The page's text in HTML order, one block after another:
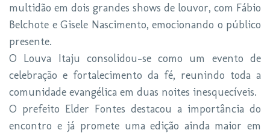
multidão em dois grandes shows de louvor, com Fábio
Belchote e Gisele Nascimento, emocionando o público
presente.
O Louva Itaju consolidou-se como um evento de
celebração e fortalecimento da fé, reunindo toda a
comunidade evangélica em duas noites inesquecíveis.
O prefeito Elder Fontes destacou a importância do
encontro e já promete uma edição ainda maior em